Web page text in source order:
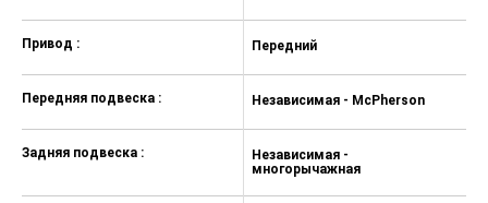
Привод :
Передняя подвеска :
Задняя подвеска :
Передний
Независимая - McPherson
Независимая -
многорычажная